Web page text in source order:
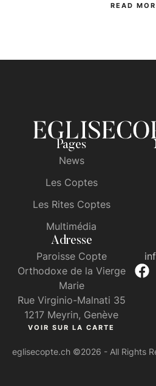
READ
Pages
News
Les Coptes
Les Rites Coptes
Multimédia
Adresse
Paroisse Copte
Orthodoxe de la Vierge
Marie
Rue Virginio-Malnati 35
1217 Meyrin, Genève
VOIR SUR LA CARTE
eglisecopte.ch ©2026 - All Rights